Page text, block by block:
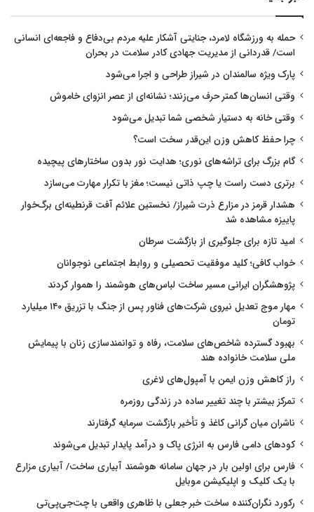
حمله به ورزشگاه لامرد، جنایتی آشکار علیه مردم بی‌دفاع و فاجعه‌ای انسانی
است/ قدردانی از مدیریت جهادی کادر سلامت در بحران
پارک ویژه سالمندان در شیراز طراحی و اجرا می‌شود
وقتی انسان‌ها کمتر حرف می‌زنند؛ نشانه‌ای از عصر انزوای خاموش
وقتی خانه به دستیار شخصی شما تبدیل می‌شود
چرا حفظ کاهش وزن این‌قدر سخت است؟
گام بزرگ برای تراشه‌های نوری؛ هدایت نور بدون ساختارهای پیچیده
برتری دست راست یا چپ ذاتی نیست؛ مغز با تکرار مهارت می‌سازد
هشدار قرمز در مزارع ذرت شیراز/ نخستین علائم آفت قرنطینه‌ای برگ‌خوار
پاییزه مشاهده شد
امید تازه برای جلوگیری از بازگشت سرطان
خواب کافی؛ کلید موفقیت تحصیلی و روابط اجتماعی نوجوانان
پژوهشگران ایرانی مسیر ساخت لباس‌های هوشمند را هموار کردند
مهار موج تعدیل نیروی شرکت‌های فناور پس از جنگ با تزریق ۱۴۰ میلیارد
تومان
بهبود گسترده شاخص‌های سلامت، رفاه و توانمندسازی زنان با پیمایش
ملی سلامت خانواده هند
راز کاهش وزن ایمن با آمپول‌های لاغری
تمرکز بیشتر با چند تغییر ساده در زندگی روزمره
ناشران میان گرانی کاغذ و تأخیر بازگشت سرمایه گرفتارند
کودهای دامی فارس به انرژی پاک و درآمد پایدار تبدیل می‌شوند
فارس برای اولین بار در جهان سامانه هوشمند آبیاری ساخت/ آبیاری مزارع
با یک کلیک و اپلیکیشن موبایل
رکورد نگران‌کننده ساخت خبر جعلی با ظاهری واقعی با چت‌جی‌پی‌تی